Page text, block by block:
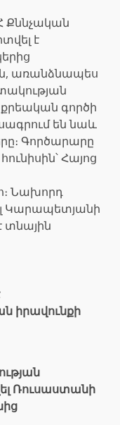
Քննչական
է
առանձնապես
գործի
են նաև
Գործարարը
Հայոց
Նախորդ
Կարապետյանի
տնային
իրավունքի
Ռուսաստանի